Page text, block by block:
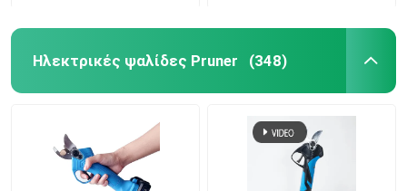
Ηλεκτρικές ψαλίδες Pruner (348)